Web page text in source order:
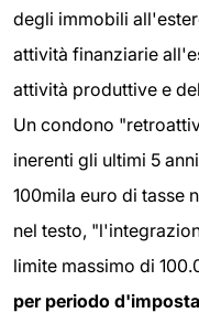
degli immobili
attività finanziarie
attività produttive e
Un condono
inerenti gli ultimi 5
100mila euro di tasse
nel testo,
limite massimo di
per periodo d'imposta